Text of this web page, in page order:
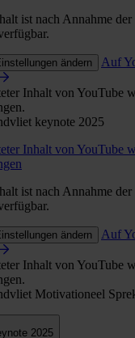
ist nach Annahme
ändern
Auf
Inhalt von YouTube
keynote 2025
Inhalt von YouTube
ist nach Annahme
ändern
Auf
Inhalt von YouTube
Motivationeel
2025